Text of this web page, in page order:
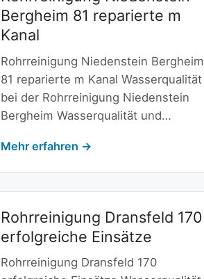
Bergheim 81 reparierte m
Kanal
Rohrreinigung Niedenstein Bergheim
81 reparierte m Kanal Wasserqualität
bei der Rohrreinigung Niedenstein
Bergheim Wasserqualität und…
Mehr erfahren →
Rohrreinigung Dransfeld 170
erfolgreiche Einsätze
Rohrreinigung Dransfeld 170